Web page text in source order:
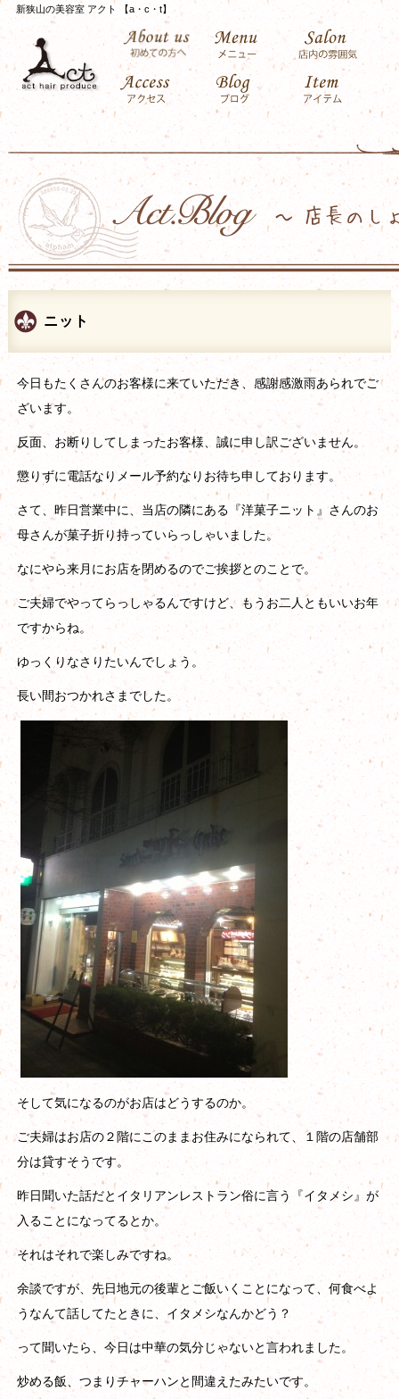
新狭山の美容室 アクト 【a・c・t】
ニット
今日もたくさんのお客様に来ていただき、感謝感激雨あられでご
ざいます。
反面、お断りしてしまったお客様、誠に申し訳ございません。
懲りずに電話なりメール予約なりお待ち申しております。
さて、昨日営業中に、当店の隣にある『洋菓子ニット』さんのお
母さんが菓子折り持っていらっしゃいました。
なにやら来月にお店を閉めるのでご挨拶とのことで。
ご夫婦でやってらっしゃるんですけど、もうお二人ともいいお年
ですからね。
ゆっくりなさりたいんでしょう。
長い間おつかれさまでした。
そして気になるのがお店はどうするのか。
ご夫婦はお店の２階にこのままお住みになられて、１階の店舗部
分は貸すそうです。
昨日聞いた話だとイタリアンレストラン俗に言う『イタメシ』が
入ることになってるとか。
それはそれで楽しみですね。
余談ですが、先日地元の後輩とご飯いくことになって、何食べよ
うなんて話してたときに、イタメシなんかどう？
って聞いたら、今日は中華の気分じゃないと言われました。
炒める飯、つまりチャーハンと間違えたみたいです。